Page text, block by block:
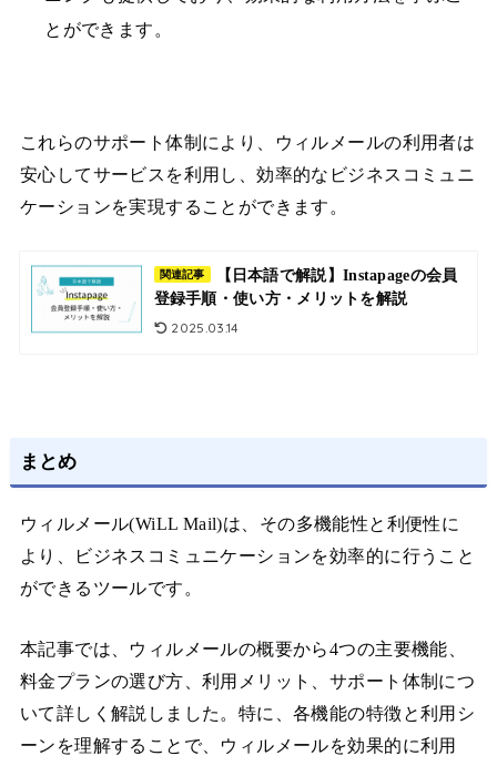
とができます。
これらのサポート体制により、ウィルメールの利用者は
安心してサービスを利用し、効率的なビジネスコミュニ
ケーションを実現することができます。
関連記事
【日本語で解説】Instapageの会員
登録手順・使い方・メリットを解説
2025.03.14
まとめ
ウィルメール(WiLL Mail)は、その多機能性と利便性に
より、ビジネスコミュニケーションを効率的に行うこと
ができるツールです。
本記事では、ウィルメールの概要から4つの主要機能、
料金プランの選び方、利用メリット、サポート体制につ
いて詳しく解説しました。特に、各機能の特徴と利用シ
ーンを理解することで、ウィルメールを効果的に利用